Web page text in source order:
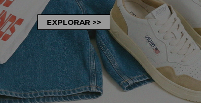
EXPLORAR >>